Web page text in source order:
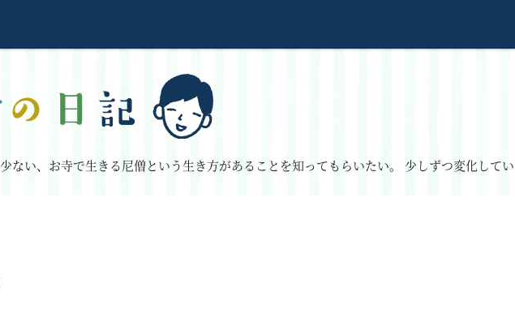
ない、お寺で生きる尼僧という生き方があることを知ってもらいたい。
少しずつ変化してい